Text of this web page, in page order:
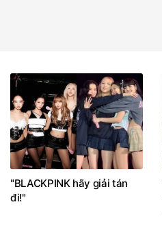
"BLACKPINK hãy giải tán
đi!"